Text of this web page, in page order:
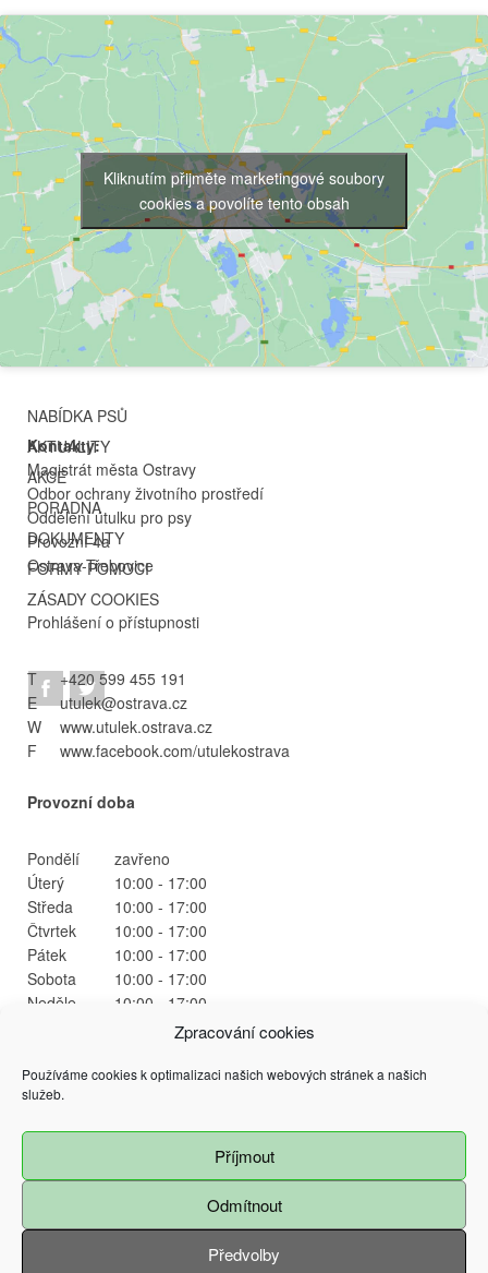
Zpracování cookies
Používáme cookies k optimalizaci našich webových stránek a našich
služeb.
Příjmout
Odmítnout
Předvolby
Kliknutím přijměte marketingové soubory
cookies a povolíte tento obsah
NABÍDKA PSŮ
AKTUALITY
AKCE
PORADNA
DOKUMENTY
FORMY POMOCI
ZÁSADY COOKIES
Kontakty:
Magistrát města Ostravy
Odbor ochrany životního prostředí
Oddělení útulku pro psy
Provozní 4a
Ostrava-Třebovice
Prohlášení o přístupnosti
T
+420 599 455 191
E
utulek@ostrava.cz
W
www.utulek.ostrava.cz
F
www.facebook.com/utulekostrava
Provozní doba
Pondělí
zavřeno
Úterý
10:00 - 17:00
Středa
10:00 - 17:00
Čtvrtek
10:00 - 17:00
Pátek
10:00 - 17:00
Sobota
10:00 - 17:00
Neděle
10:00 - 17:00
Prokešovo náměstí 9, 729 30 Ostrava
Všechna práva vyhrazena - použití obsahu nebo jeho částí je možné pouze se
souhlasem Magistrátu města Ostravy